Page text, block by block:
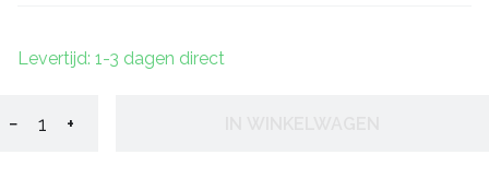
Levertijd: 1-3 dagen direct
− +